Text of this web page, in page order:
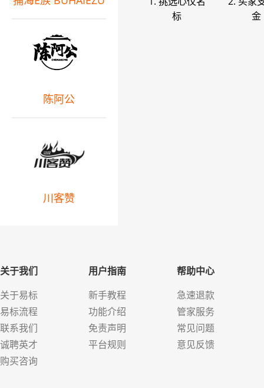
标
金
陈阿公
川客赞
关于我们
关于易标
易标流程
联系我们
诚聘英才
购买咨询
用户指南
新手教程
功能介绍
免责声明
平台规则
帮助中心
急速退款
管家服务
常见问题
意见反馈